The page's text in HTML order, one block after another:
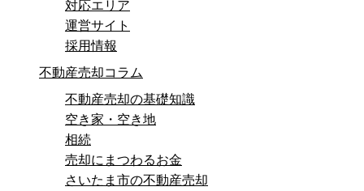
対応エリア
運営サイト
採用情報
不動産売却コラム
不動産売却の基礎知識
空き家・空き地
相続
売却にまつわるお金
さいたま市の不動産売却